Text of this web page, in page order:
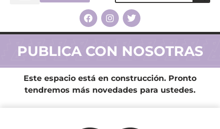
PUBLICA CON NOSOTRAS
Este espacio está en construcción. Pronto
tendremos más novedades para ustedes.